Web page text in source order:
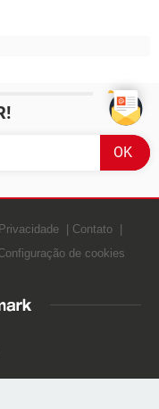
Contato
de cookies